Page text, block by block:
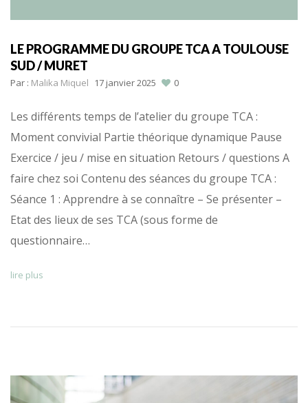
LE PROGRAMME DU GROUPE TCA A TOULOUSE
SUD / MURET
Par : Malika Miquel 17 janvier 2025 0
Les différents temps de l’atelier du groupe TCA :
Moment convivial Partie théorique dynamique Pause
Exercice / jeu / mise en situation Retours / questions A
faire chez soi Contenu des séances du groupe TCA :
Séance 1 : Apprendre à se connaître – Se présenter –
Etat des lieux de ses TCA (sous forme de
questionnaire…
lire plus